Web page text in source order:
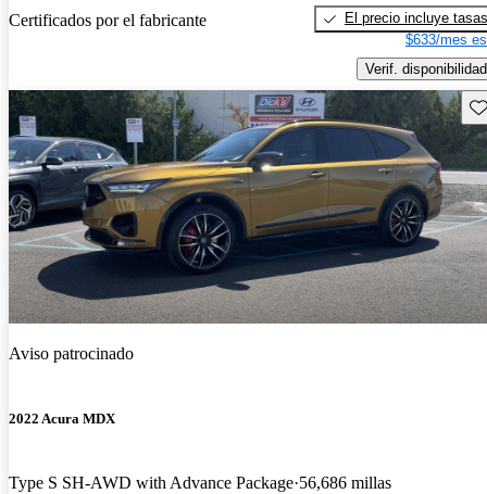
Certificados por el fabricante
El precio incluye tasas
$633/mes
Verif. disponibilidad
Aviso patrocinado
2022 Acura MDX
Type S SH-AWD with Advance Package 56,686 millas